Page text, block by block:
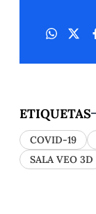
ETIQUETAS
COVID-19
SALA VEO 3D